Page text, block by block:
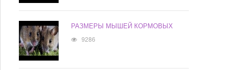
РАЗМЕРЫ МЫШЕЙ КОРМОВЫХ
9286